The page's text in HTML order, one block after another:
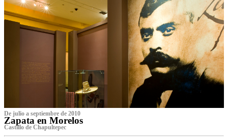
De julio a septiembre de 2010
Zapata en Morelos
Castillo de Chapultepec